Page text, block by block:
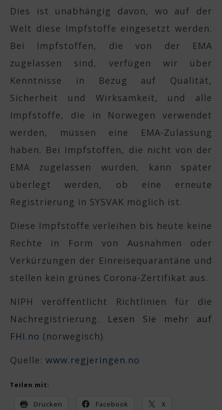
Dies ist unabhängig davon, wo auf der
Welt diese Impfstoffe eingesetzt werden.
Bei Impfstoffen, die von der EMA
zugelassen sind, verfügen wir über
Kenntnisse in Bezug auf Qualität,
Sicherheit und Wirksamkeit, und alle
Impfstoffe, die in Norwegen verwendet
werden, müssen eine EMA-Zulassung
haben. Bei Impfstoffen, die nicht von der
EMA zugelassen wurden, kann später
überlegt werden, ob eine erneute
Registrierung in SYSVAK möglich ist.
Diese Impfstoffe verleihen bis heute keine
Rechte in Form von Ausnahmen oder
Verkürzungen der Einreisequarantäne und
stellen kein grünes Corona-Zertifikat aus.
NIPH veröffentlicht Richtlinien für die
Nachregistrierung. Lesen Sie mehr auf
FHI.no (norwegisch).
Quelle: www.regjeringen.no
Teilen mit:
Drucken Facebook X